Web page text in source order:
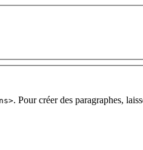
. Pour créer des paragraphes,